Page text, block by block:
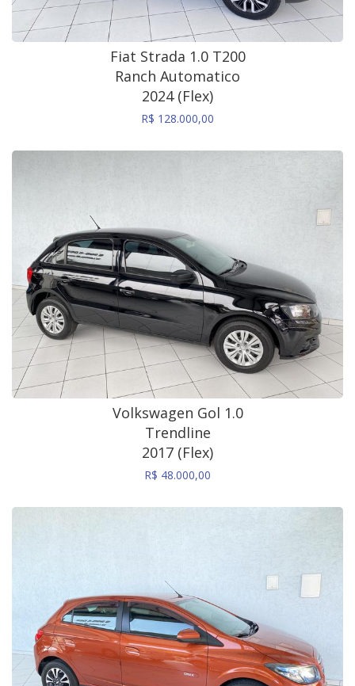
Fiat Strada 1.0 T200
Ranch Automatico
2024 (Flex)
R$ 128.000,00
Volkswagen Gol 1.0
Trendline
2017 (Flex)
R$ 48.000,00